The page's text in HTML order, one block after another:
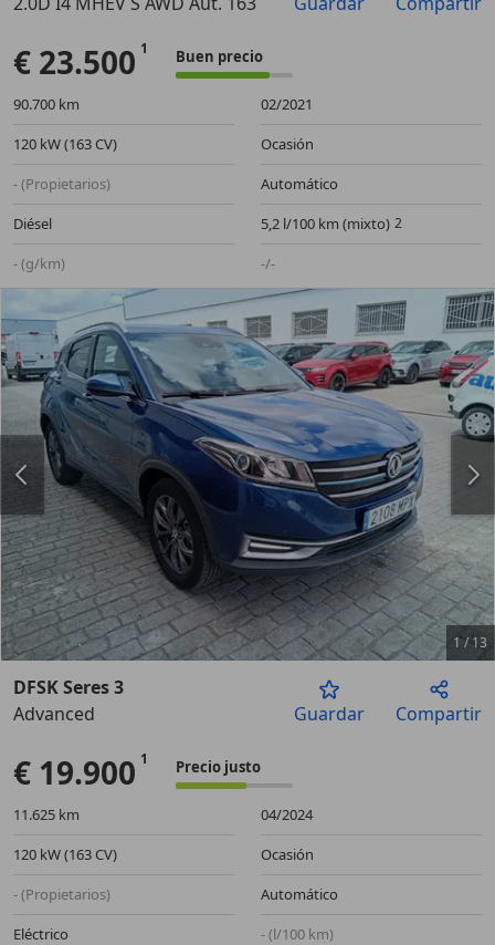
Anterior
€ 23.500 Buen precio
90.700 km
02/2021
120 kW (163 CV)
Ocasión
- (Propietarios)
Automático
Diésel
5,2 l/100 km (mixto)
- (g/km)
-/-
Anterior
1/13
DFSK Seres 3
Advanced
Guardar Compartir
€ 19.900 Precio justo
11.625 km
04/2024
120 kW (163 CV)
Ocasión
- (Propietarios)
Automático
Eléctrico
- (l/100 km)